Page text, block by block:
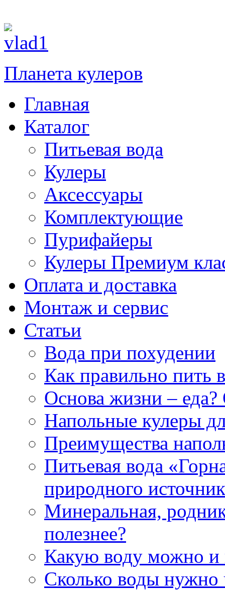
Планета кулеров
Главная
Каталог
Питьевая вода
Кулеры
Аксессуары
Комплектующие
Пурифайеры
Кулеры Премиум
Оплата и доставка
Монтаж и сервис
Статьи
Вода при похудении
Как правильно пить
Основа жизни –
Напольные кулеры
Преимущества
Питьевая вода
природного
Минеральная,
полезнее?
Какую воду можно и
Сколько воды нужно